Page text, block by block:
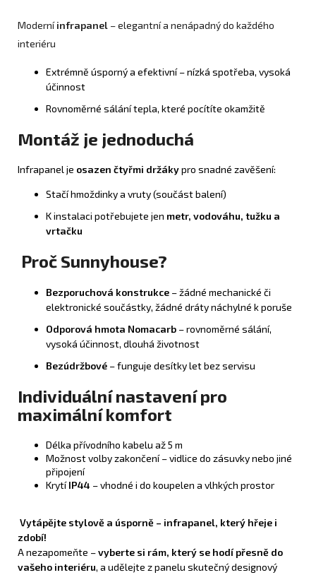
Moderníinfrapanel – elegantní a nenápadný do každého
interiéru
Extrémně úsporný a efektivní – nízká spotřeba, vysoká
účinnost
Rovnoměrné sálání tepla, které pocítíte okamžitě
Montáž je jednoduchá
Infrapanel je osazen čtyřmi držákypro snadné zavěšení:
Stačí hmoždinky a vruty (součást balení)
K instalaci potřebujete jen metr, vodováhu, tužku a
vrtačku
Proč Sunnyhouse?
Bezporuchová konstrukce – žádné mechanické či
elektronické součástky, žádné dráty náchylné k poruše
Odporová hmota Nomacarb – rovnoměrné sálání,
vysoká účinnost, dlouhá životnost
Bezúdržbové – funguje desítky let bez servisu
Individuální nastavení pro
maximální komfort
Délka přívodního kabelu až 5 m
Možnost volby zakončení – vidlice do zásuvky nebo jiné
připojení
KrytíIP44 – vhodné i do koupelen a vlhkých prostor
Vytápějte stylově a úsporně – infrapanel, který hřeje i
zdobí!
A nezapomeňte –vyberte si rám, který se hodí přesně do
vašeho interiéru, a udělejte z panelu skutečný designový